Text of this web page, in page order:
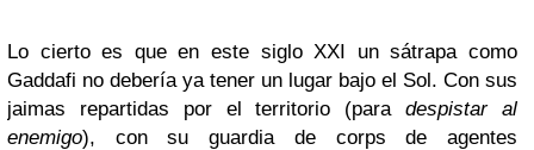
Lo cierto es que en este siglo XXI un sátrapa como
Gaddafi no debería ya tener un lugar bajo el Sol. Con sus
jaimas repartidas por el territorio (paradespistar al
enemigo), con su guardia de corps de agentes